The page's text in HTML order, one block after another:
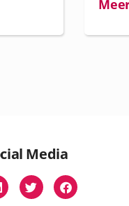
Media